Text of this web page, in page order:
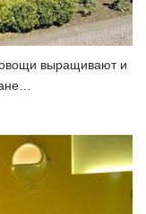
выращивают и